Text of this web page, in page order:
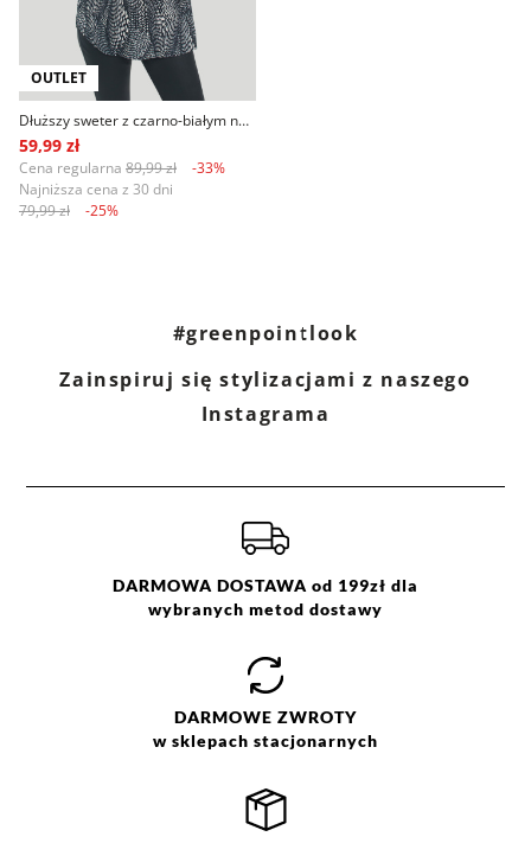
OUTLET
Dłuższy sweter z czarno-białym nadrukiem
59,99 zł
Cena regularna 89,99 zł
-33%
Najniższa cena z 30 dni
79,99 zł
-25%
#greenpointlook
Zainspiruj się stylizacjami z naszego
Instagrama
DARMOWA DOSTAWA od 199zł dla
wybranych metod dostawy
DARMOWE ZWROTY
w sklepach stacjonarnych